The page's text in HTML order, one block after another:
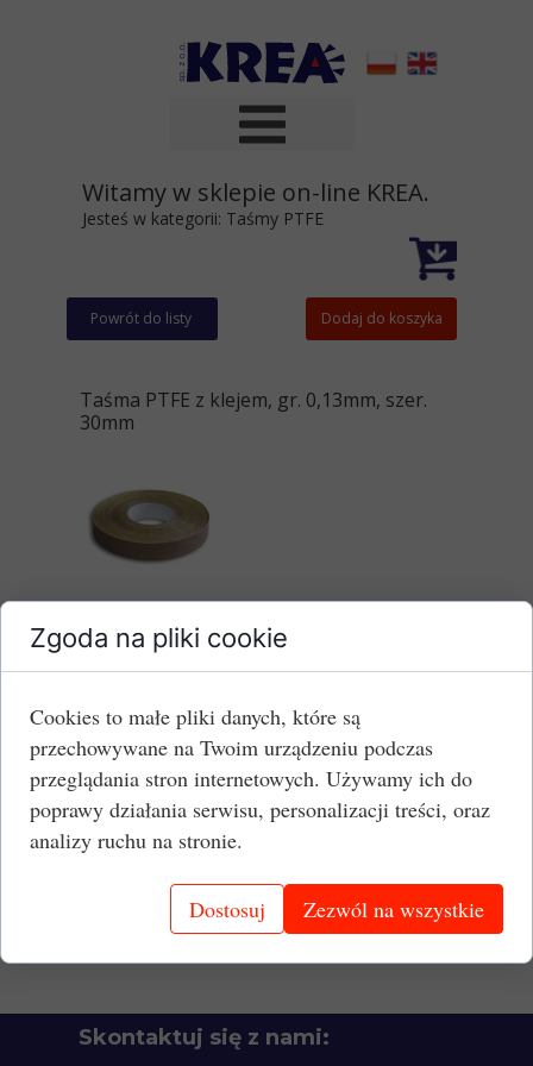
Powrót do listy Dodaj do koszyka
Witamy w sklepie on-line KREA.
Jesteś w kategorii: Taśmy PTFE
Szerokość:30 mm
Grubość:0,13 mm
Jednostka:
rolka 30 mb
Cena brutto:143,75 PLN/rolka
Dowiedz się więcej:
Taśmy PTFE - opis oferty.
Taśma PTFE z klejem, gr. 0,13mm, szer.
30mm
Skontaktuj się z nami:
Zgoda na pliki cookie
Cookies to małe pliki danych, które są
przechowywane na Twoim urządzeniu podczas
przeglądania stron internetowych. Używamy ich do
poprawy działania serwisu, personalizacji treści, oraz
analizy ruchu na stronie.
Dostosuj Zezwól na wszystkie